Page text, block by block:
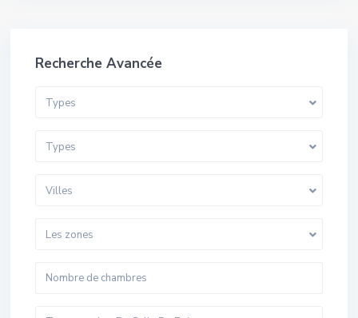
Recherche Avancée
Types
Types
Villes
Les zones